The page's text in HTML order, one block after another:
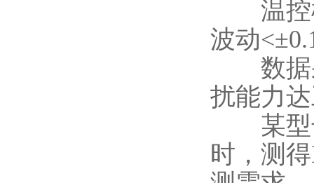
温控模
波动
数据采
扰能力
某型号
时，测